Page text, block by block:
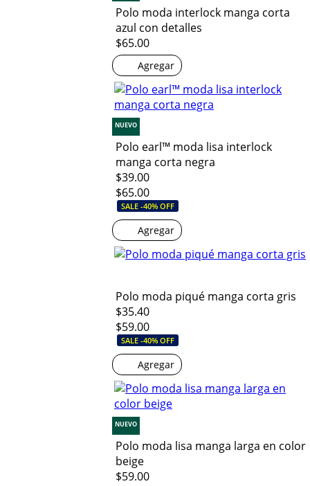
Polo moda interlock manga corta
azul con detalles
$65.00
Agregar
NUEVO
Polo earl™ moda lisa interlock
manga corta negra
$39.00
$65.00
SALE -40% OFF
Agregar
Polo moda piqué manga corta gris
$35.40
$59.00
SALE -40% OFF
Agregar
NUEVO
Polo moda lisa manga larga en color
beige
$59.00